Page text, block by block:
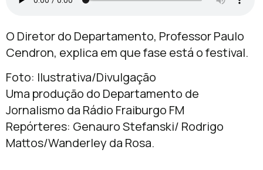
O Diretor do Departamento, Professor Paulo
Cendron, explica em que fase está o festival.
Foto: Ilustrativa/Divulgação
Uma produção do Departamento de
Jornalismo da Rádio Fraiburgo FM
Repórteres: Genauro Stefanski/ Rodrigo
Mattos/Wanderley da Rosa.